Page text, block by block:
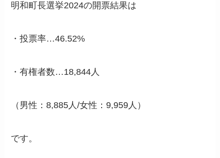
明和町長選挙2024の開票結果は
・投票率…46.52%
・有権者数…18,844人
（男性：8,885人/女性：9,959人）
です。